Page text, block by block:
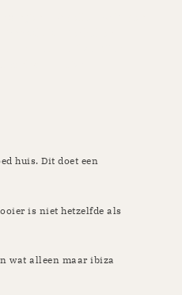
huis. Dit doet een
is niet hetzelfde als
wat alleen maar ibiza